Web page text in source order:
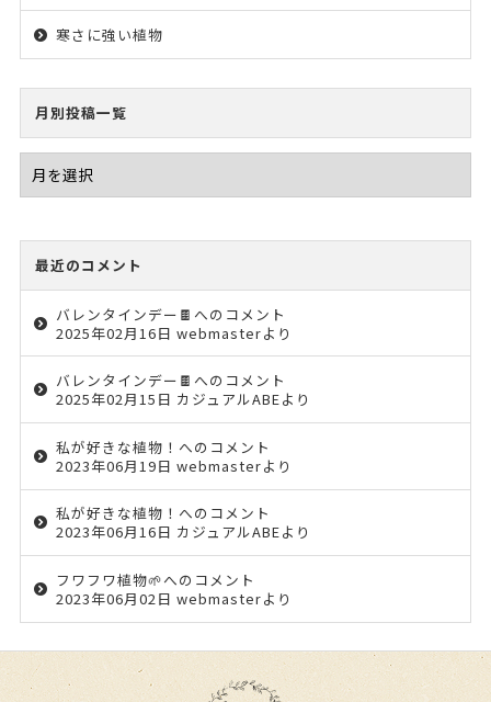
寒さに強い植物
月別投稿一覧
最近のコメント
バレンタインデー🍫 へのコメント
2025年02月16日 webmasterより
バレンタインデー🍫 へのコメント
2025年02月15日 カジュアルABEより
私が好きな植物！ へのコメント
2023年06月19日 webmasterより
私が好きな植物！ へのコメント
2023年06月16日 カジュアルABEより
フワフワ植物🌱へのコメント
2023年06月02日 webmasterより